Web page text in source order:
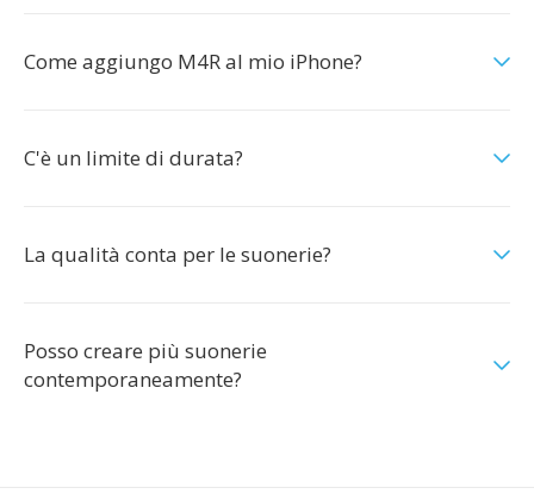
Come aggiungo M4R al mio iPhone?
C'è un limite di durata?
La qualità conta per le suonerie?
Posso creare più suonerie
contemporaneamente?